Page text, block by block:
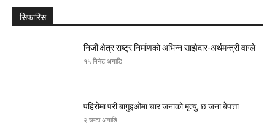
सिफारिस
निजी क्षेत्र राष्ट्र निर्माणको अभिन्न साझेदार-अर्थमन्त्री वाग्ले
१५ मिनेट अगाडि
पहिरोमा परी बागुइओमा चार जनाको मृत्यु, छ जना बेपत्ता
२ घण्टा अगाडि